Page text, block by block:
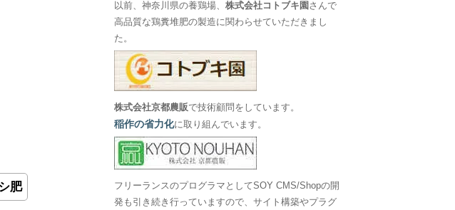
肥
以前、神奈川県の養鶏場、株式会社コトブキ園 さんで
高品質な鶏糞堆肥の製造に関わらせていただきまし
た。
株式会社京都農販で技術顧問をしています。
稲作の省力化に取り組んでいます。
フリーランスのプログラマとしてSOY CMS/Shopの開
発も引き続き行っていますので、サイト構築やプラグ